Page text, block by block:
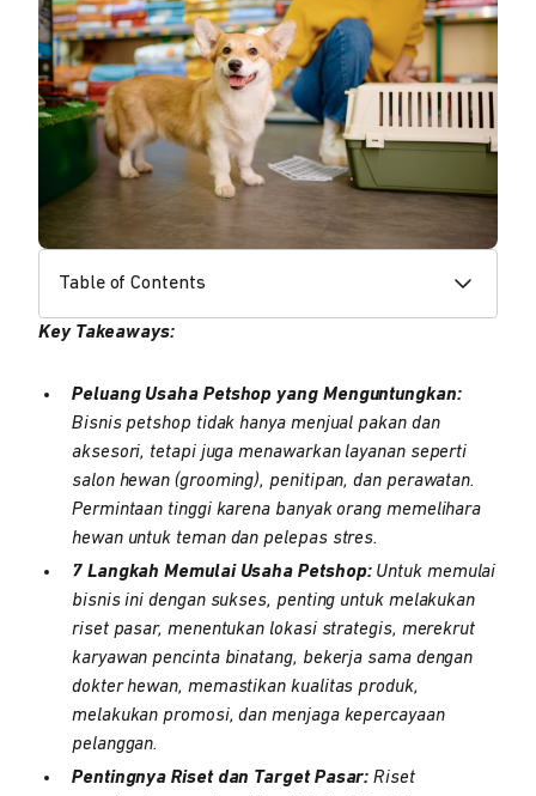
Table of Contents
Key Takeaways:
Peluang Usaha Petshop yang Menguntungkan:
Bisnis petshop tidak hanya menjual pakan dan
aksesori, tetapi juga menawarkan layanan seperti
salon hewan (grooming), penitipan, dan perawatan.
Permintaan tinggi karena banyak orang memelihara
hewan untuk teman dan pelepas stres.
7 Langkah Memulai Usaha Petshop: Untuk memulai
bisnis ini dengan sukses, penting untuk melakukan
riset pasar, menentukan lokasi strategis, merekrut
karyawan pencinta binatang, bekerja sama dengan
dokter hewan, memastikan kualitas produk,
melakukan promosi, dan menjaga kepercayaan
pelanggan.
Pentingnya Riset dan Target Pasar:Riset